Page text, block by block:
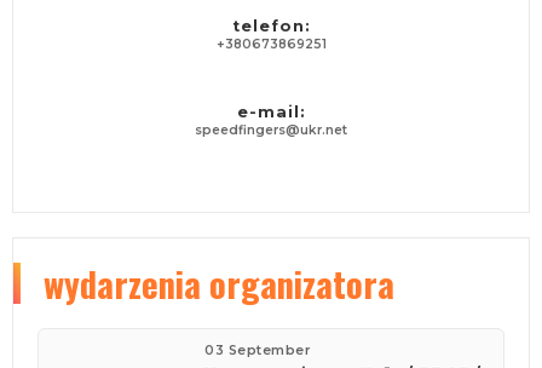
telefon:
+380673869251
e-mail:
speedfingers@ukr.net
wydarzenia organizatora
03 September